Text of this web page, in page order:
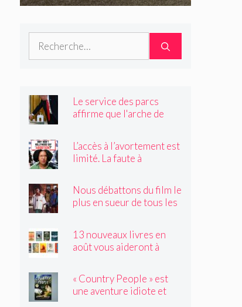
Rechercher :
Le service des parcs
affirme que l'arche de
Pourrait-il être déplacé ?
L’accès à l’avortement est
limité. La faute à
Nous débattons du film le
plus en sueur de tous les
13 nouveaux livres en
août vous aideront à
« Country People » est
une aventure idiote et